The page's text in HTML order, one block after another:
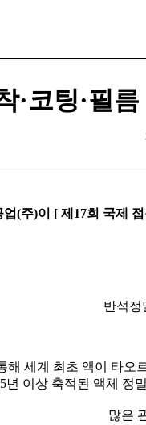
·코팅·필
(주)이 [ 제17회 국제
반석정
해 세계 최초 액이 타오
년 이상 축적된 액체 정
많은